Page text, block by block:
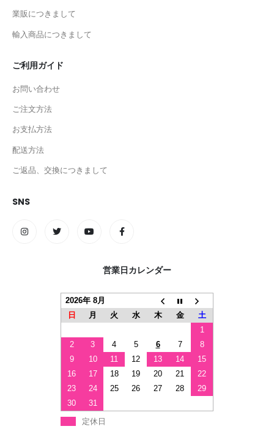
業販につきまして
輸入商品につきまして
ご利用ガイド
お問い合わせ
ご注文方法
お支払方法
配送方法
ご返品、交換につきまして
SNS
営業日カレンダー
2026年 8月
日
月 火 水 木 金
土
1
2
3 4 5 6 7
8
9
10 11 12 13 14
15
16
17 18 19 20 21
22
23
24 25 26 27 28
29
30
31
定休日